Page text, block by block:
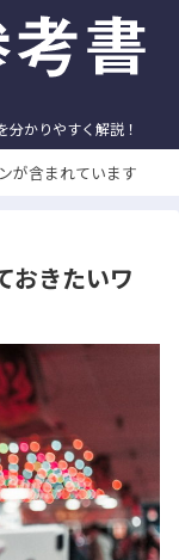
分かりやすく解説！
が含まれています
おきたいワ